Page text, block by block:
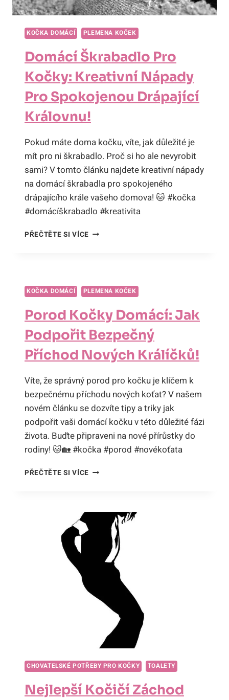
KOČKA DOMÁCÍ PLEMENA KOČEK
Domácí Škrabadlo Pro
Kočky: Kreativní Nápady
Pro Spokojenou Drápající
Královnu!
Pokud máte doma kočku, víte, jak důležité je
mít pro ni škrabadlo. Proč si ho ale nevyrobit
sami? V tomto článku najdete kreativní nápady
na domácí škrabadla pro spokojeného
drápajícího krále vašeho domova! 🐱 #kočka
#domácíškrabadlo #kreativita
PŘEČTĚTE SI VÍCEDOMÁCÍ
NÁPADY
PRO
SPOKOJENOU
DRÁPAJÍCÍ
KRÁLOVNU!
KOČKA DOMÁCÍ PLEMENA KOČEK
Porod Kočky Domácí: Jak
Podpořit Bezpečný
Příchod Nových Králíčků!
Víte, že správný porod pro kočku je klíčem k
bezpečnému příchodu nových koťat? V našem
novém článku se dozvíte tipy a triky jak
podpořit vaši domácí kočku v této důležité fázi
života. Buďte připraveni na nové přírůstky do
rodiny! 🐱🏡 #kočka #porod #novékoťata
PŘEČTĚTE SI VÍCEPOROD
PODPOŘIT
BEZPEČNÝ
PŘÍCHOD
NOVÝCH
KRÁLÍČKŮ!
CHOVATELSKÉ POTŘEBY PRO KOČKY TOALETY
Nejlepší Kočičí Záchod